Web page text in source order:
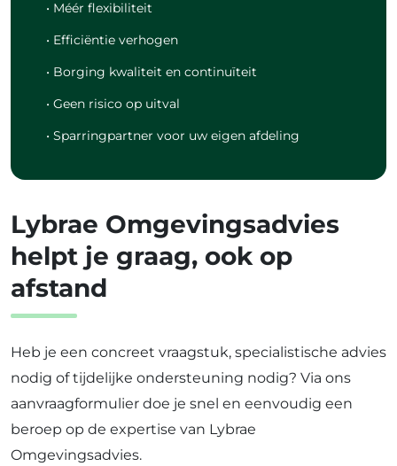
• Méér flexibiliteit
• Efficiëntie verhogen
• Borging kwaliteit en continuïteit
• Geen risico op uitval
• Sparringpartner voor uw eigen afdeling
Lybrae Omgevingsadvies
helpt je graag, ook op
afstand
Heb je een concreet vraagstuk, specialistische advies
nodig of tijdelijke ondersteuning nodig? Via ons
aanvraagformulier doe je snel en eenvoudig een
beroep op de expertise van Lybrae
Omgevingsadvies.